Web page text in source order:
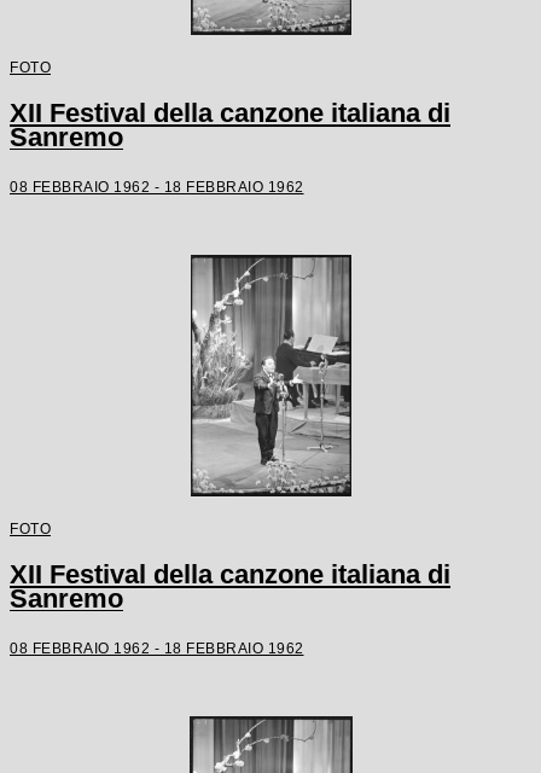
FOTO
XII Festival della canzone italiana di
Sanremo
08 FEBBRAIO 1962 - 18 FEBBRAIO 1962
FOTO
XII Festival della canzone italiana di
Sanremo
08 FEBBRAIO 1962 - 18 FEBBRAIO 1962